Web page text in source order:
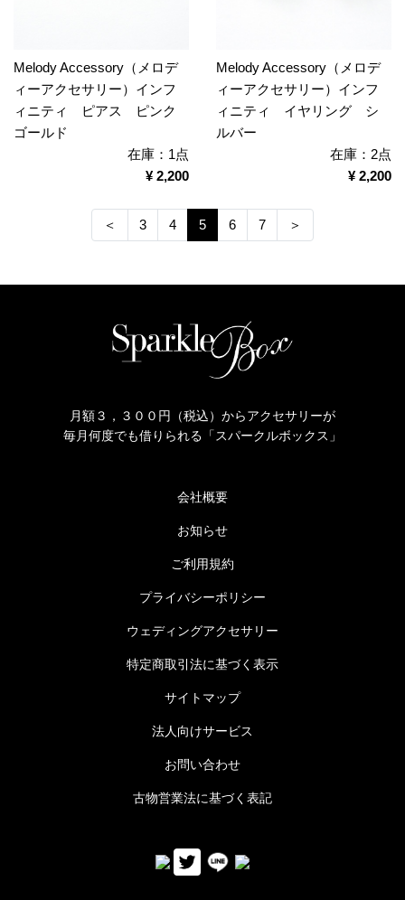
Melody Accessory（メロデ
ィーアクセサリー）インフ
ィニティ ピアス ピンク
ゴールド
在庫：1点
¥ 2,200
Melody Accessory（メロデ
ィーアクセサリー）インフ
ィニティ イヤリング シ
ルバー
在庫：2点
¥ 2,200
＜ 3 4 5 6 7 ＞
月額３，３００円（税込）からアクセサリーが
毎月何度でも借りられる「スパークルボックス」
会社概要
お知らせ
ご利用規約
プライバシーポリシー
ウェディングアクセサリー
特定商取引法に基づく表示
サイトマップ
法人向けサービス
お問い合わせ
古物営業法に基づく表記